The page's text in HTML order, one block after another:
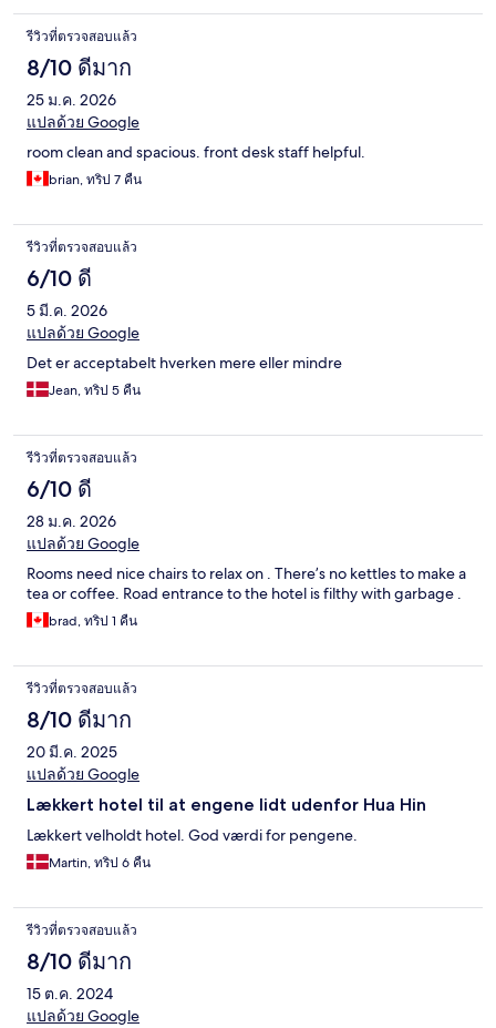
รีวิวที่ตรวจสอบแล้ว
8/10 ดีมาก
25 ม.ค. 2026
แปลด้วย Google
room clean and spacious. front desk staff helpful.
brian, ทริป 7 คืน
รีวิวที่ตรวจสอบแล้ว
6/10 ดี
5 มี.ค. 2026
แปลด้วย Google
Det er acceptabelt hverken mere eller mindre
Jean, ทริป 5 คืน
รีวิวที่ตรวจสอบแล้ว
6/10 ดี
28 ม.ค. 2026
แปลด้วย Google
Rooms need nice chairs to relax on . There’s no kettles to make a
tea or coffee. Road entrance to the hotel is filthy with garbage .
brad, ทริป 1 คืน
รีวิวที่ตรวจสอบแล้ว
8/10 ดีมาก
20 มี.ค. 2025
แปลด้วย Google
Lækkert hotel til at engene lidt udenfor Hua Hin
Lækkert velholdt hotel. God værdi for pengene.
Martin, ทริป 6 คืน
รีวิวที่ตรวจสอบแล้ว
8/10 ดีมาก
15 ต.ค. 2024
แปลด้วย Google